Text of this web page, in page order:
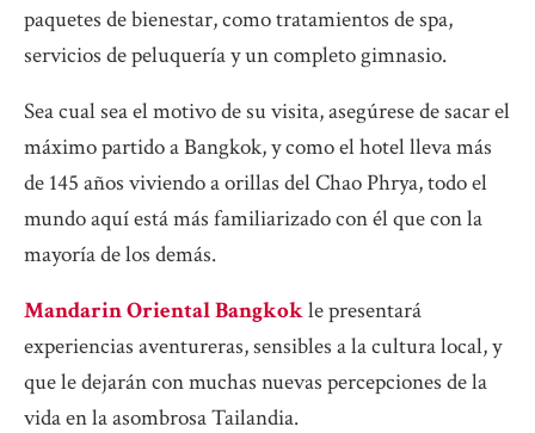
paquetes de bienestar, como tratamientos de spa,
servicios de peluquería y un completo gimnasio.
Sea cual sea el motivo de su visita, asegúrese de sacar el
máximo partido a Bangkok, y como el hotel lleva más
de 145 años viviendo a orillas del Chao Phrya, todo el
mundo aquí está más familiarizado con él que con la
mayoría de los demás.
Mandarin Oriental Bangkokle presentará
experiencias aventureras, sensibles a la cultura local, y
que le dejarán con muchas nuevas percepciones de la
vida en la asombrosa Tailandia.